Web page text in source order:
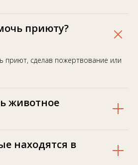
приюту?
приют, сделав пожертвование или
животное
находятся в